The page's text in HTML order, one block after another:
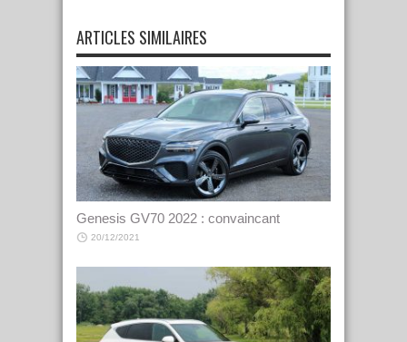
ARTICLES SIMILAIRES
Genesis GV70 2022 : convaincant
20/12/2021